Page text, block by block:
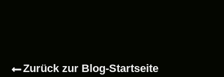
Zurück zur Blog-Startseite